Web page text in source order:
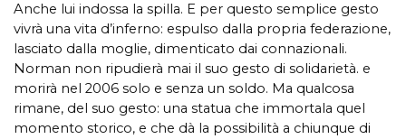
Anche lui indossa la spilla. E per questo semplice gesto
vivrà una vita d’inferno: espulso dalla propria federazione,
lasciato dalla moglie, dimenticato dai connazionali.
Norman non ripudierà mai il suo gesto di solidarietà. e
morirà nel 2006 solo e senza un soldo. Ma qualcosa
rimane, del suo gesto: una statua che immortala quel
momento storico, e che dà la possibilità a chiunque di